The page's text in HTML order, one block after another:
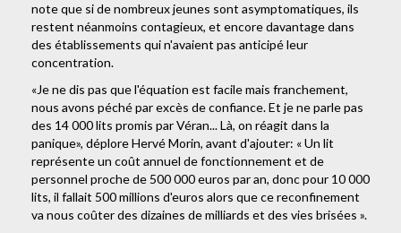
note que si de nombreux jeunes sont asymptomatiques, ils
restent néanmoins contagieux, et encore davantage dans
des établissements qui n'avaient pas anticipé leur
concentration.
«Je ne dis pas que l'équation est facile mais franchement,
nous avons péché par excès de confiance. Et je ne parle pas
des 14 000 lits promis par Véran... Là, on réagit dans la
panique», déplore Hervé Morin, avant d'ajouter: « Un lit
représente un coût annuel de fonctionnement et de
personnel proche de 500 000 euros par an, donc pour 10 000
lits, il fallait 500 millions d'euros alors que ce reconfinement
va nous coûter des dizaines de milliards et des vies brisées ».